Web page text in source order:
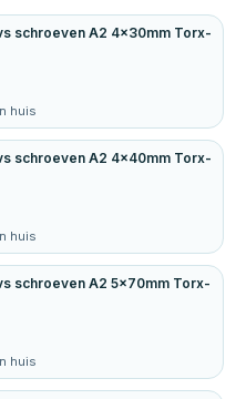
schroeven A2 4x30mm Torx-
huis
schroeven A2 4x40mm Torx-
huis
schroeven A2 5x70mm Torx-
huis